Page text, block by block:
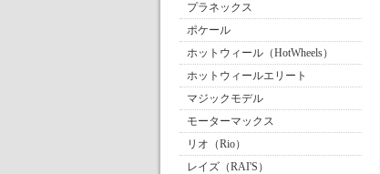
プラネックス
ポケール
ホットウィール（HotWheels）
ホットウィールエリート
マジックモデル
モーターマックス
リオ（Rio）
レイズ（RAI'S）